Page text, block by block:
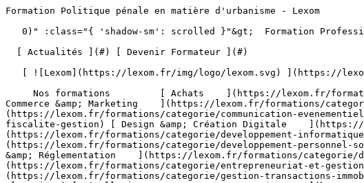
Formation Politique pénale en matière d'urbanisme - Lexom                                      

   0)" :class="{ 'shadow-sm': scrolled }"&gt;  Formation Professionnelle - Développez les compétences qui font la différence 

  [ Actualités ](#) [ Devenir Formateur ](#)  

   [ ![Lexom](https://lexom.fr/img/logo/lexom.svg) ](https://lexom.fr) 

     Nos formations         [ Achats    ](https://lexom.fr/formations/categorie/achats) [ Bureautique    ](https://lexom.fr/formations/categorie/bureautique) [ Commerce &amp; Marketing    ](https://lexom.fr/formations/categorie/commerce-marketing) [ Communication &amp; Evènementiel    ](https://lexom.fr/formations/categorie/communication-evenementiel) [ Comptabilité, Fiscalité &amp; Gestion    ](https://lexom.fr/formations/categorie/comptabilite-fiscalite-gestion) [ Design &amp; Création Digitale    ](https://lexom.fr/formations/categorie/design-creation-digitale) [ Développement Informatique    ](https://lexom.fr/formations/categorie/developpement-informatique) [ Développement Personnel &amp; Soft skills    ](https://lexom.fr/formations/categorie/developpement-personnel-soft-skills) [ Devenir Formateur    ](https://lexom.fr/formations/categorie/devenir-formateur) [ Droit &amp; Réglementation    ](https://lexom.fr/formations/categorie/droit-reglementation) [ Entrepreneuriat et gestion d’entreprise    ](https://lexom.fr/formations/categorie/entrepreneuriat-et-gestion-dentreprise) [ Gestion &amp; Transactions Immobilières    ](https://lexom.fr/formations/categorie/gestion-transactions-immobilieres) [ Habilitation Electrique    ](https://lexom.fr/formations/categorie/habilitation-electrique) [ Hôtellerie, Restaurant &amp; Tourisme    ](https://lexom.fr/formations/categorie/hotellerie-restaurant-tourisme) [ Logistique    ](https://lexom.fr/formations/categorie/logistique) [ Management    ](https://lexom.fr/formations/categorie/management) [ Performance Énergétique &amp; Développement Durable    ](https://lexom.fr/formations/categorie/performance-energetique-developpement-durable) [ Qualité, Hygiène, Santé, Sécurité    ](https://lexom.fr/formations/categorie/qualite-hygiene-sante-securite) [ Ressources Humaines et Paie    ](https://lexom.fr/formations/categorie/ressources-humaines-et-paie) [ Secteur Public    ](https://lexom.fr/formations/categorie/secteur-public) 

  #### Nos formations populaires

 [    Maîtriser l'entretien professionnel ](https://lexom.fr/formation/maitriser-lentretien-professionnel) [    Formation de formateur ](https://lexom.fr/formation/formation-de-formateur) [    Le tutorat en entreprise ](https://lexom.fr/formation/le-tutorat-en-entreprise) [    Management - Initiation au management ](https://lexom.fr/formation/management-initiation-au-management) [    La pratique de la paie - Initiation ](https://lexom.fr/formation/la-pratique-de-la-paie-initiation) [    Le manager de proximité ](https://lexom.fr/formation/le-manager-de-proximite) 

 [ Voir toutes nos formations    ](https://lexom.fr/formations) 

   ![Achats](https://lexom.fr/tenancy/assets/categories/small/3dEnnN8yeOj7YmMtPWMjZvBSXi4NVonqWeKCohV3.webp) 

 #### Achats 

  Optimisez vos achats pour transformer vos coûts en leviers de performance.

 #####  Domaines de formation 

 [    Gestion &amp; Performance des Achats ](https://lexom.fr/formations/categorie/achats/gestion-performance-des-achats) [    Négociation &amp; Relations Fournisseurs ](https://lexom.fr/formations/categorie/achats/negociation-relations-fournisseurs) [    Parcours Métier &amp; Découverte ](https://lexom.fr/formations/categorie/achats/parcours-metier-decouverte) 

  [ Voir toutes les formations achats    ](https://lexom.fr/formations/categorie/achats) 

  ![Bureautique](https://lexom.fr/tenancy/assets/categories/small/dOdlwl6fNirHlGIdlqxo9NMbGKCRJm6vhpz0r6Ic.webp) 

 #### Bureautique 

  Boostez votre productivité grâce à nos formations bureautiques adaptées à tous niveaux.

 #####  Domaines de formation 

 [    Excel ](https://lexom.fr/formations/categorie/bureautique/excel) [    Google Suite &amp; Outils collaboratifs ](https://lexom.fr/formations/categorie/bureautique/google-suite-outils-collaboratifs) [    Intelligence artificielle (IA) ](https://lexom.fr/formations/categorie/bureautique/intelligence-artificielle-ia) [    Internet, Cloud &amp; Sécurité ](https://lexom.fr/formations/categorie/bureautique/internet-cloud-securite) [    OneNote ](https://lexom.fr/formations/categorie/bureautique/onenote) [    Outlook ](https://lexom.fr/formations/categorie/bureautique/outlook) [    Powerpoint ](https://lexom.fr/formations/categorie/bureautique/powerpoint) [    Publisher ](https://lexom.fr/formations/categorie/bureautique/publisher) [    Système d'exploitation ](https://lexom.fr/formations/categorie/bureautique/systeme-dexploitation) [    Word ](https://lexom.fr/formations/categorie/bureautique/word) 

  [ Voir toutes les formations bureautique    ](https://lexom.fr/formations/categorie/bureautique) 

  ![Commerce & Marketing](https://lexom.fr/tenancy/assets/categories/small/hhPP2XL4ozUX1eWqaQWRGCkg6vW7vKEC3TALNuEw.webp) 

 #### Commerce &amp; Marketing 

  Développez vos ventes, fidélisez vos clients et boostez votre visibilité grâce aux meilleures pratiques commerciales et marketing.

 #####  Domaines de formation 

 [    CRM &amp; Relation Client ](https://lexom.fr/formations/categorie/commerce-marketing/crm-relation-client) [    Marketing Digital &amp; Réseaux Sociaux ](https://lexom.fr/formations/categorie/commerce-marketing/marketing-digital-reseaux-sociaux) [    Négociation Commerciale ](https://lexom.fr/formations/categorie/commerce-marketing/negociation-commerciale) [    Parcours Métier &amp; Découverte ](https://lexom.fr/formations/categorie/commerce-marketing/parcours-metier-decouverte-1) [    Prospection &amp; Fidélisation Client ](https://lexom.fr/formations/categorie/commerce-marketing/prospection-fidelisation-client) [    Service Après Vente (SAV) ](https://lexom.fr/formations/categorie/commerce-marketing/service-apres-vente-sav) [    Stratégie &amp; Plan Marketing ](https://lexom.fr/formations/categorie/commerce-marketing/strategie-plan-marketing) [    Techniques de Vente ](https://lexom.fr/formations/categorie/commerce-marketing/techniques-de-vente) 

  [ Voir toutes les formations commerce &amp; marketing    ](https://lexom.fr/formations/categorie/commerce-marketing) 

  ![Communication & Evènementiel](https://lexom.fr/tenancy/assets/categories/small/S8UCgEtfGZCGsuKcIuFAO1dGJU8nvHNu4BUZwdRi.webp) 

 #### Communication &amp; Evènementiel 

  Alliez communication impactante et organisation d’événements réussis pour marquer les esprits et créer du lien.

 #####  Domaines de formation 

 [    Communication Digitale &amp; Réseaux Sociaux ](https://lexom.fr/formations/categorie/communication-